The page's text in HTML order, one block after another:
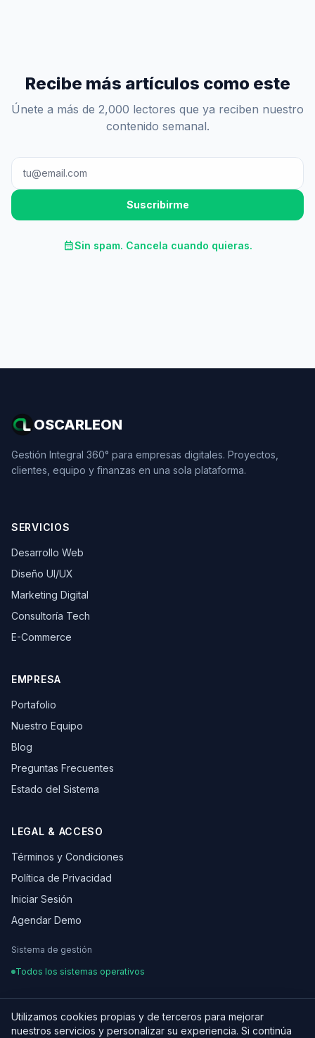
Recibe más artículos como este
Únete a más de 2,000 lectores que ya reciben nuestro
contenido semanal.
Suscribirme
calendar_monthSin spam. Cancela cuando quieras.
OSCARLEON
Gestión Integral 360° para empresas digitales. Proyectos,
clientes, equipo y finanzas en una sola plataforma.
SERVICIOS
Desarrollo Web
Diseño UI/UX
Marketing Digital
Consultoría Tech
E-Commerce
EMPRESA
Portafolio
Nuestro Equipo
Blog
Preguntas Frecuentes
Estado del Sistema
LEGAL & ACCESO
Términos y Condiciones
Política de Privacidad
Iniciar Sesión
Agendar Demo
Sistema de gestión
Todos los sistemas operativos
Utilizamos cookies propias y de terceros para mejorar
nuestros servicios y personalizar su experiencia. Si continúa